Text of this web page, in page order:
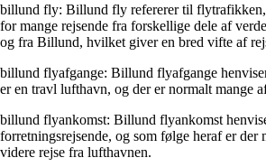
billund fly: Billund fly refererer til flytrafikken,
for mange rejsende fra forskellige dele af
og fra Billund, hvilket giver en bred vifte af
billund flyafgange: Billund flyafgange
er en travl lufthavn, og der er normalt mange
billund flyankomst: Billund flyankomst
forretningsrejsende, og som følge heraf er
videre rejse fra lufthavnen.